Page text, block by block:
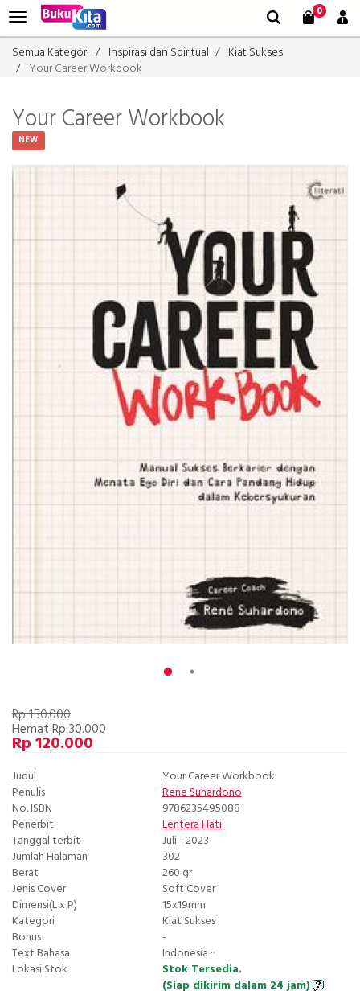
0
Semua Kategori Inspirasi dan Spiritual
Kiat Sukses
Your Career Workbook
Your Career Workbook
NEW
Rp 150.000
Hemat Rp 30.000
Rp 120.000
Judul
Your Career Workbook
Penulis
Rene Suhardono
No. ISBN
9786235495088
Penerbit
Lentera Hati
Tanggal terbit
Juli - 2023
Jumlah Halaman
302
Berat
260 gr
Jenis Cover
Soft Cover
Dimensi(L x P)
15x19mm
Kategori
Kiat Sukses
Bonus
-
Text Bahasa
Indonesia ··
Lokasi Stok
Stok Tersedia.
(Siap dikirim dalam 24 jam)